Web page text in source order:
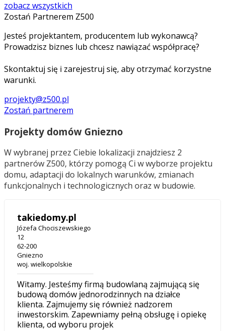
zobacz wszystkich
Zostań Partnerem Z500
Jesteś projektantem, producentem lub wykonawcą?
Prowadzisz biznes lub chcesz nawiązać współpracę?
Skontaktuj się i zarejestruj się, aby otrzymać korzystne
warunki.
projekty@z500.pl
Zostań partnerem
Projekty domów Gniezno
W wybranej przez Ciebie lokalizacji znajdziesz 2
partnerów Z500, którzy pomogą Ci w wyborze projektu
domu, adaptacji do lokalnych warunków, zmianach
funkcjonalnych i technologicznych oraz w budowie.
takiedomy.pl
Józefa Chociszewskiego
12
62-200
Gniezno
woj. wielkopolskie
Witamy. Jesteśmy firmą budowlaną zajmującą się
budową domów jednorodzinnych na działce
klienta. Zajmujemy się również nadzorem
inwestorskim. Zapewniamy pełną obsługę i opiekę
klienta, od wyboru projek